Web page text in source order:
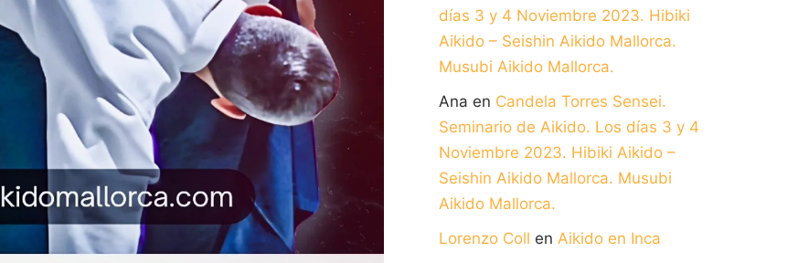
días 3 y 4 Noviembre 2023. Hibiki
Aikido – Seishin Aikido Mallorca.
Musubi Aikido Mallorca.
Ana en Candela Torres Sensei.
Seminario de Aikido. Los días 3 y 4
Noviembre 2023. Hibiki Aikido –
Seishin Aikido Mallorca. Musubi
Aikido Mallorca.
Lorenzo Coll en Aikido en Inca